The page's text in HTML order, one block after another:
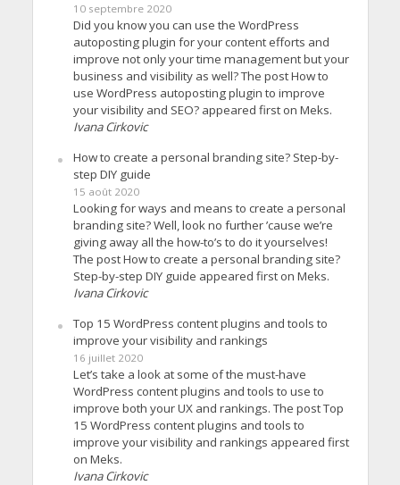
10 septembre 2020
Did you know you can use the WordPress
autoposting plugin for your content efforts and
improve not only your time management but your
business and visibility as well? The post How to
use WordPress autoposting plugin to improve
your visibility and SEO? appeared first on Meks.
Ivana Cirkovic
How to create a personal branding site? Step-by-
step DIY guide
15 août 2020
Looking for ways and means to create a personal
branding site? Well, look no further ’cause we’re
giving away all the how-to’s to do it yourselves!
The post How to create a personal branding site?
Step-by-step DIY guide appeared first on Meks.
Ivana Cirkovic
Top 15 WordPress content plugins and tools to
improve your visibility and rankings
16 juillet 2020
Let’s take a look at some of the must-have
WordPress content plugins and tools to use to
improve both your UX and rankings. The post Top
15 WordPress content plugins and tools to
improve your visibility and rankings appeared first
on Meks.
Ivana Cirkovic